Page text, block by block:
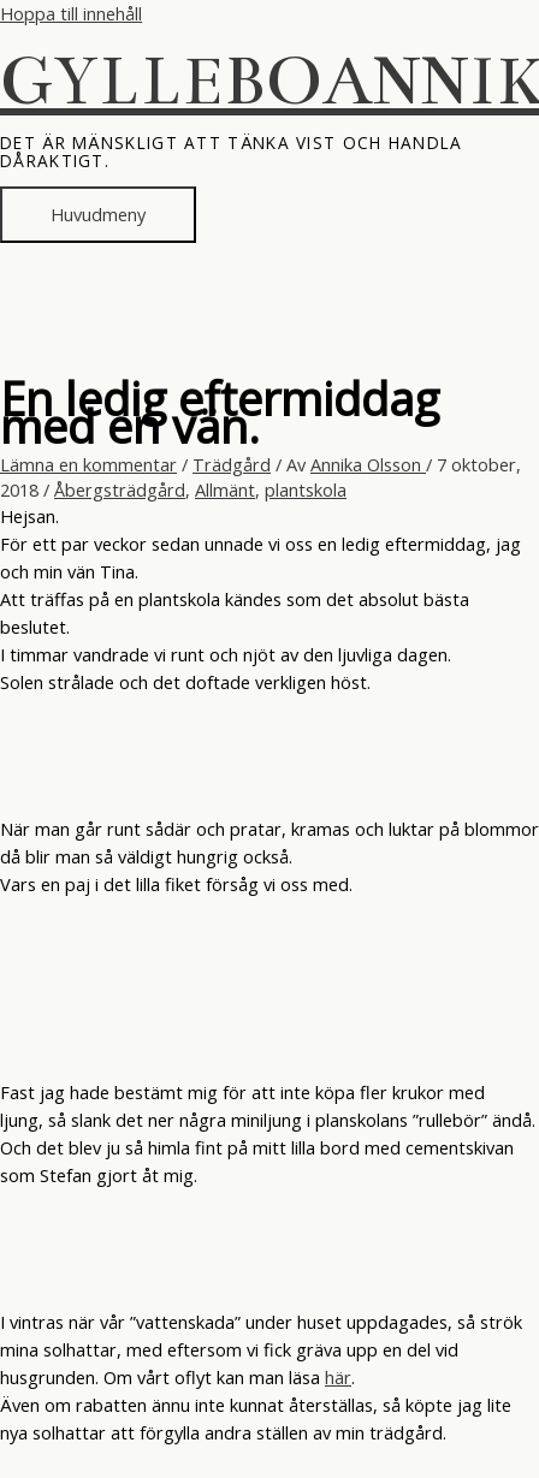
Hoppa till innehåll
DET ÄR MÄNSKLIGT ATT TÄNKA VIST OCH HANDLA
DÅRAKTIGT.
Huvudmeny
En ledig eftermiddag
med en vän.
Lämna en kommentar / Trädgård / Av Annika Olsson / 7 oktober,
2018 / Åbergsträdgård, Allmänt, plantskola
Hejsan.
För ett par veckor sedan unnade vi oss en ledig eftermiddag, jag
och min vän Tina.
Att träffas på en plantskola kändes som det absolut bästa
beslutet.
I timmar vandrade vi runt och njöt av den ljuvliga dagen.
Solen strålade och det doftade verkligen höst.
När man går runt sådär och pratar, kramas och luktar på blommor
då blir man så väldigt hungrig också.
Vars en paj i det lilla fiket försåg vi oss med.
Fast jag hade bestämt mig för att inte köpa fler krukor med
ljung, så slank det ner några miniljung i planskolans ”rullebör” ändå.
Och det blev ju så himla fint på mitt lilla bord med cementskivan
som Stefan gjort åt mig.
I vintras när vår ”vattenskada” under huset uppdagades, så strök
mina solhattar, med eftersom vi fick gräva upp en del vid
husgrunden. Om vårt oflyt kan man läsa här.
Även om rabatten ännu inte kunnat återställas, så köpte jag lite
nya solhattar att förgylla andra ställen av min trädgård.